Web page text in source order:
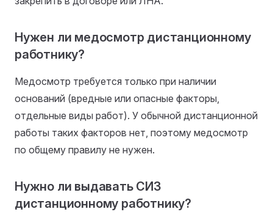
Нужен ли медосмотр дистанционному
работнику?
Медосмотр требуется только при наличии
оснований (вредные или опасные факторы,
отдельные виды работ). У обычной дистанционной
работы таких факторов нет, поэтому медосмотр
по общему правилу не нужен.
Нужно ли выдавать СИЗ
дистанционному работнику?